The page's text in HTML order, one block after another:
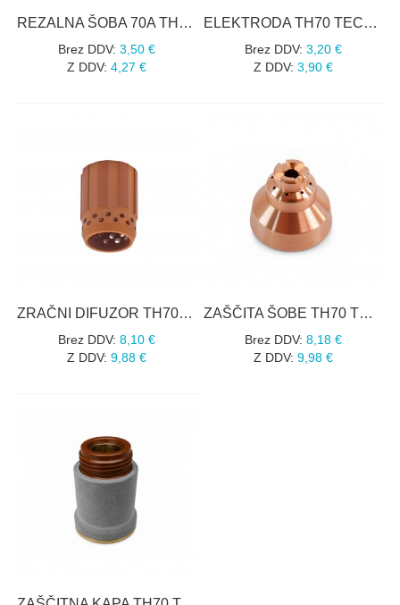
REZALNA ŠOBA 70A TH70 TECMO 51206.11
Brez DDV: 3,50 €
Z DDV: 4,27 €
ELEKTRODA TH70 TECMO 52574
Brez DDV: 3,20 €
Z DDV: 3,90 €
ZRAČNI DIFUZOR TH70 TECMO 60041
Brez DDV: 8,10 €
Z DDV: 9,88 €
ZAŠČITA ŠOBE TH70 TECMO 51923
Brez DDV: 8,18 €
Z DDV: 9,98 €